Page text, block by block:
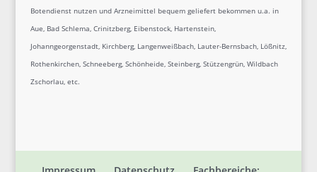
Botendienst nutzen und Arzneimittel bequem geliefert bekommen u.a. in
Aue, Bad Schlema, Crinitzberg, Eibenstock, Hartenstein,
Johanngeorgenstadt, Kirchberg, Langenweißbach, Lauter-Bernsbach, Lößnitz,
Rothenkirchen, Schneeberg, Schönheide, Steinberg, Stützengrün, Wildbach
Zschorlau, etc.